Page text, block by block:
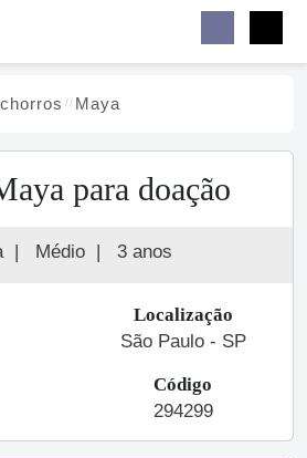
s Maya
para doação
| Médio | 3 anos
Localização
São Paulo - SP
Código
294299